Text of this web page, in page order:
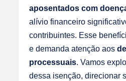
aposentados com
alívio financeiro
contribuintes. Esse
e demanda atenção aos
processuais. Vamos
dessa isenção, direcionar